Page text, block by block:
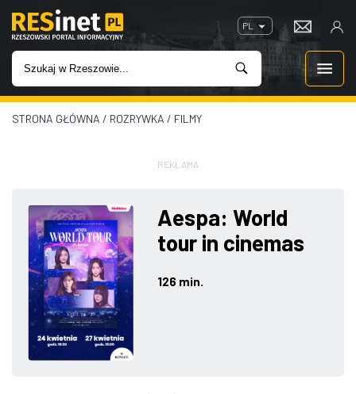
PL
WIADOMOŚCI
IMPREZY
ROZRYWKA
W KINACH
GASTRONOMIA
STRONA GŁÓWNA / ROZRYWKA / FILMY
REKLAMA
Aespa: World
tour in cinemas
126 min.